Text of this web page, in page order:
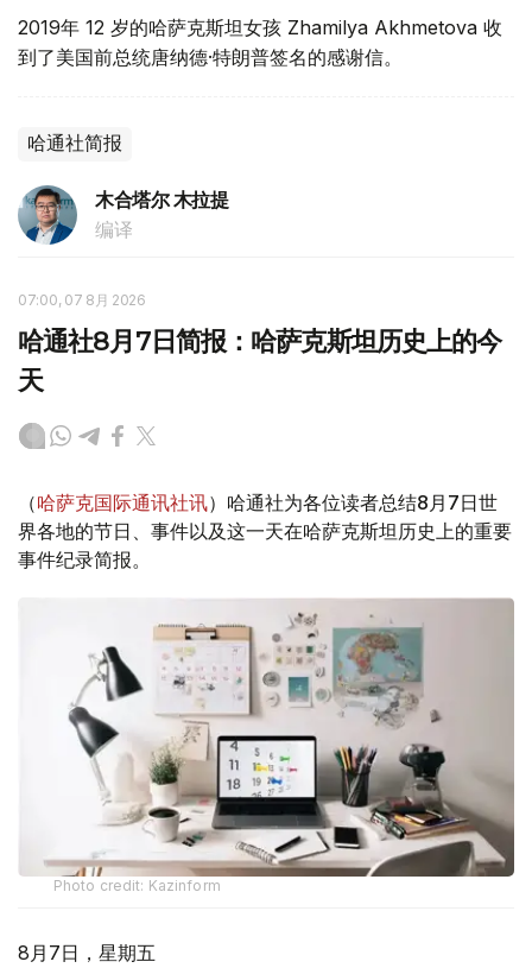
2019年 12 岁的哈萨克斯坦女孩 Zhamilya Akhmetova 收
到了美国前总统唐纳德·特朗普签名的感谢信。
哈通社简报
木合塔尔 木拉提
编译
07:00, 07 8月 2026
哈通社8月7日简报：哈萨克斯坦历史上的今
天
（哈萨克国际通讯社讯）哈通社为各位读者总结8月7日世
界各地的节日、事件以及这一天在哈萨克斯坦历史上的重要
事件纪录简报。
Photo credit: Kazinform
8月7日，星期五